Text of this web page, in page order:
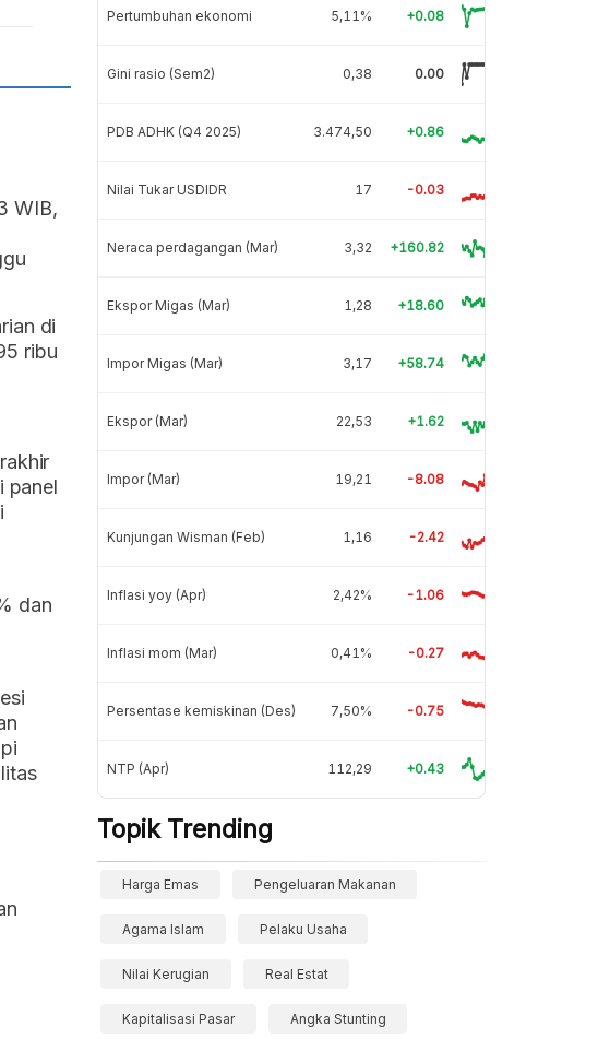
WIB,
di
ribu
panel
dan
Pertumbuhan ekonomi 5,11% +0.08
Gini rasio (Sem2) 0,38 0.00
PDB ADHK (Q4 2025) 3.474,50 +0.86
Nilai Tukar USDIDR 17 -0.03
Neraca perdagangan (Mar) 3,32 +160.82
Ekspor Migas (Mar) 1,28 +18.60
Impor Migas (Mar) 3,17 +58.74
Ekspor (Mar) 22,53 +1.62
Impor (Mar) 19,21 -8.08
Kunjungan Wisman (Feb) 1,16 -2.42
Inflasi yoy (Apr) 2,42% -1.06
Inflasi mom (Mar) 0,41% -0.27
Persentase kemiskinan (Des) 7,50% -0.75
NTP (Apr) 112,29 +0.43
Topik Trending
Harga Emas Pengeluaran Makanan
Agama Islam Pelaku Usaha
Nilai Kerugian Real Estat
Kapitalisasi Pasar Angka Stunting